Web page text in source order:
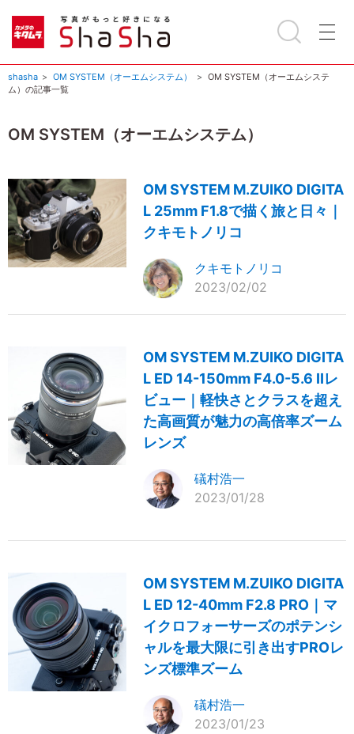
shasha OM SYSTEM（オーエムシステム）
OM SYSTEM（オーエムシステ
ム）の記事一覧
OM SYSTEM（オーエムシステム）
OM SYSTEM M.ZUIKO DIGITA
L 25mm F1.8で描く旅と日々｜
クキモトノリコ
クキモトノリコ
2023/02/02
OM SYSTEM M.ZUIKO DIGITA
L ED 14-150mm F4.0-5.6 IIレ
ビュー｜軽快さとクラスを超え
た高画質が魅力の高倍率ズーム
レンズ
礒村浩一
2023/01/28
OM SYSTEM M.ZUIKO DIGITA
L ED 12-40mm F2.8 PRO｜マ
イクロフォーサーズのポテンシ
ャルを最大限に引き出すPROレ
ンズ標準ズーム
礒村浩一
2023/01/23